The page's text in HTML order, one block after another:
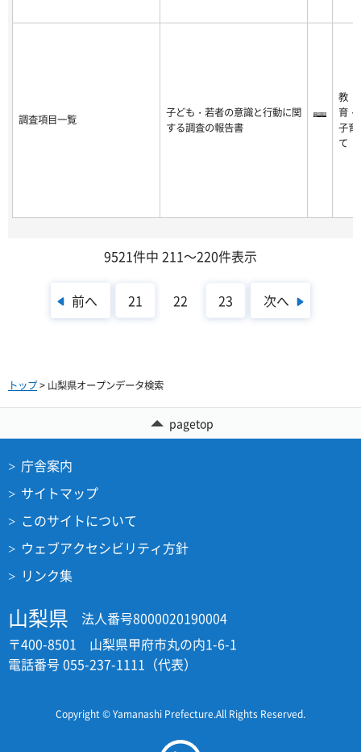
調査項目一覧
子ども・若者の意識と行動に関
する調査の報告書
教
育・
子育
て
9521件中 211～220件表示
前へ 21 22 23 次へ
トップ> 山梨県オープンデータ検索
pagetop
庁舎案内
サイトマップ
このサイトについて
ウェブアクセシビリティ方針
リンク集
山梨県
法人番号8000020190004
〒400-8501 山梨県甲府市丸の内1-6-1
電話番号 055-237-1111（代表）
Copyright © Yamanashi Prefecture.All Rights Reserved.